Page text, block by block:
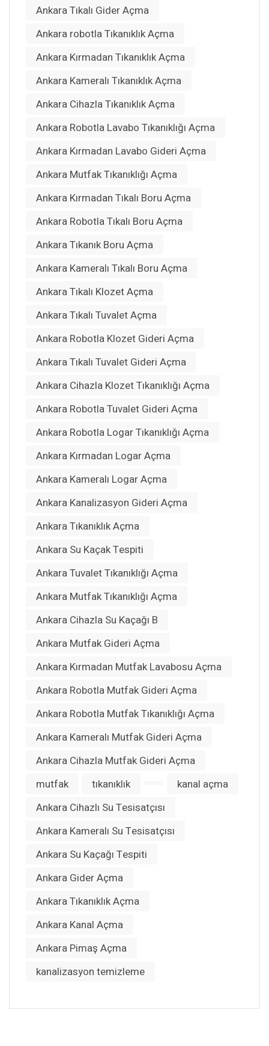
Ankara Tıkalı Gider Açma
Ankara robotla Tıkanıklık Açma
Ankara Kırmadan Tıkanıklık Açma
Ankara Kameralı Tıkanıklık Açma
Ankara Cihazla Tıkanıklık Açma
Ankara Robotla Lavabo Tıkanıklığı Açma
Ankara Kırmadan Lavabo Gideri Açma
Ankara Mutfak Tıkanıklığı Açma
Ankara Kırmadan Tıkalı Boru Açma
Ankara Robotla Tıkalı Boru Açma
Ankara Tıkanık Boru Açma
Ankara Kameralı Tıkalı Boru Açma
Ankara Tıkalı Klozet Açma
Ankara Tıkalı Tuvalet Açma
Ankara Robotla Klozet Gideri Açma
Ankara Tıkalı Tuvalet Gideri Açma
Ankara Cihazla Klozet Tıkanıklığı Açma
Ankara Robotla Tuvalet Gideri Açma
Ankara Robotla Logar Tıkanıklığı Açma
Ankara Kırmadan Logar Açma
Ankara Kameralı Logar Açma
Ankara Kanalizasyon Gideri Açma
Ankara Tıkanıklık Açma
Ankara Su Kaçak Tespiti
Ankara Tuvalet Tıkanıklığı Açma
Ankara Mutfak Tıkanıklığı Açma
Ankara Cihazla Su Kaçağı B
Ankara Mutfak Gideri Açma
Ankara Kırmadan Mutfak Lavabosu Açma
Ankara Robotla Mutfak Gideri Açma
Ankara Robotla Mutfak Tıkanıklığı Açma
Ankara Kameralı Mutfak Gideri Açma
Ankara Cihazla Mutfak Gideri Açma
mutfak
tıkanıklık
kanal açma
Ankara Cihazlı Su Tesisatçısı
Ankara Kameralı Su Tesisatçısı
Ankara Su Kaçağı Tespiti
Ankara Gider Açma
Ankara Tıkanıklık Açma
Ankara Kanal Açma
Ankara Pimaş Açma
kanalizasyon temizleme